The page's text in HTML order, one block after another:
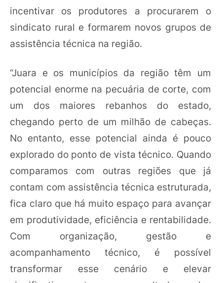
incentivar os produtores a procurarem o
sindicato rural e formarem novos grupos de
assistência técnica na região.
“Juara e os municípios da região têm um
potencial enorme na pecuária de corte, com
um dos maiores rebanhos do estado,
chegando perto de um milhão de cabeças.
No entanto, esse potencial ainda é pouco
explorado do ponto de vista técnico. Quando
comparamos com outras regiões que já
contam com assistência técnica estruturada,
fica claro que há muito espaço para avançar
em produtividade, eficiência e rentabilidade.
Com organização, gestão e
acompanhamento técnico, é possível
transformar esse cenário e elevar